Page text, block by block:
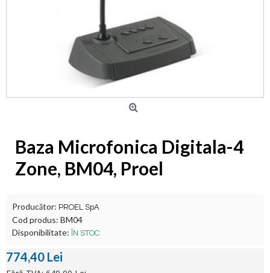
Baza Microfonica Digitala-4
Zone, BM04, Proel
Producător: PROEL SpA
Cod produs: BM04
Disponibilitate:
ÎN STOC
774,40 Lei